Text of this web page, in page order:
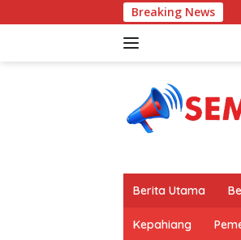
ke
Breaking News
Berita Utama
Kepahiang